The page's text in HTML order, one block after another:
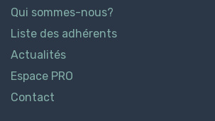
Qui sommes-nous?
Liste des adhérents
Actualités
Espace PRO
Contact